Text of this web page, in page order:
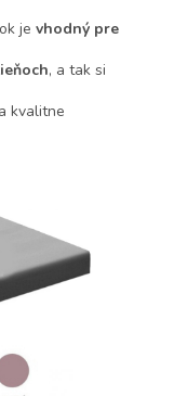
je vhodný pre
, a tak si
kvalitne